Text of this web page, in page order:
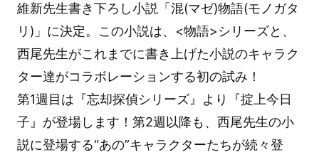
維新先生書き下ろし小説「混(マゼ)物語(モノガタ
リ)」に決定。この小説は、<物語>シリーズと、
西尾先生がこれまでに書き上げた小説のキャラク
ター達がコラボレーションする初の試み！
第1週目は『忘却探偵シリーズ』より『掟上今日
子』が登場します！第2週以降も、西尾先生の小
説に登場する“あの”キャラクターたちが続々登